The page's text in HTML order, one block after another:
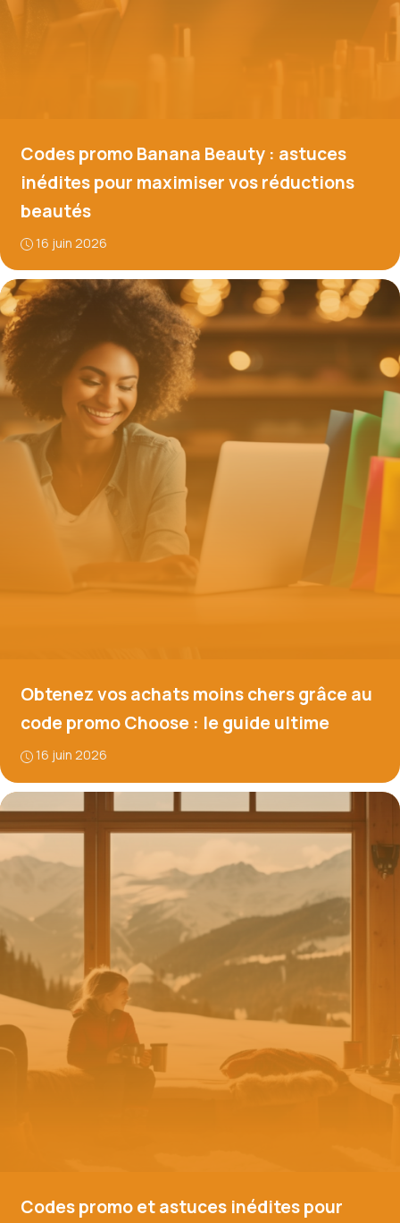
Codes promo Banana Beauty : astuces
inédites pour maximiser vos réductions
beautés
16 juin 2026
Obtenez vos achats moins chers grâce au
code promo Choose : le guide ultime
16 juin 2026
Codes promo et astuces inédites pour